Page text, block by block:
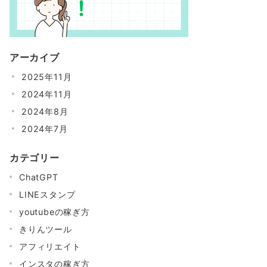
アーカイブ
2025年11月
2024年11月
2024年8月
2024年7月
カテゴリー
ChatGPT
LINEスタンプ
youtubeの稼ぎ方
きりんツール
アフィリエイト
インスタの稼ぎ方